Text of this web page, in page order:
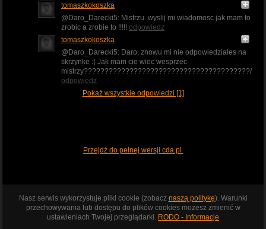
tomaszkokoszka
@Daro_Darecki5: Mistrzu. wyslij mi wiadomosc jak mam to
zrobic a zrobie to !!!!! odpowiedz
tomaszkokoszka
@Daro_Darecki5: Daro, znowu mi nie odpowiedziałes na
skrzynke :{ Jak mam cie wiec wesprzec
mistrzy????????????????????????????????????????/
odpowiedz
Pokaż wszystkie odpowiedzi [1]
Przejdź do pełnej wersji cda.pl
Nasz serwis wykorzystuje pliki cookie (zobacz naszą politykę). Warunki
przechowywania lub dostępu do plików cookies możesz zmienić w
ustawieniach Twojej przeglądarki. RODO - Informacje